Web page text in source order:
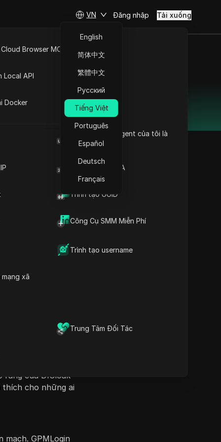
Browser User Agent của tôi là
Trình tạo mã 2FA
Trình tạo UUID
Công Cụ SMM Miễn Phí
Trình tạo username
xã
Trung Tâm Đối Tác
Browser MCP
Local API
Docker
VN
English
简体中文
繁體中文
Русский
Tiếng Việt
Português
Español
Deutsch
Français
Đăng nhập Tải xuống
2025
người dùng và giá cả phải chăng hơn.
nhất
đảm bảo dữ
xác minh đăng
bị cấm tài
vụ phức tạp.
dùng và quy
dàng, giúp người
dù có chức năng,
ràng của DICloak
cho những ai
GPMLogin
Nội dung
Antidetect DICloak là
Tóm tắt DICloak vs.